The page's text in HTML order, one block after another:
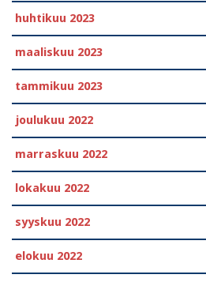
huhtikuu 2023
maaliskuu 2023
tammikuu 2023
joulukuu 2022
marraskuu 2022
lokakuu 2022
syyskuu 2022
elokuu 2022